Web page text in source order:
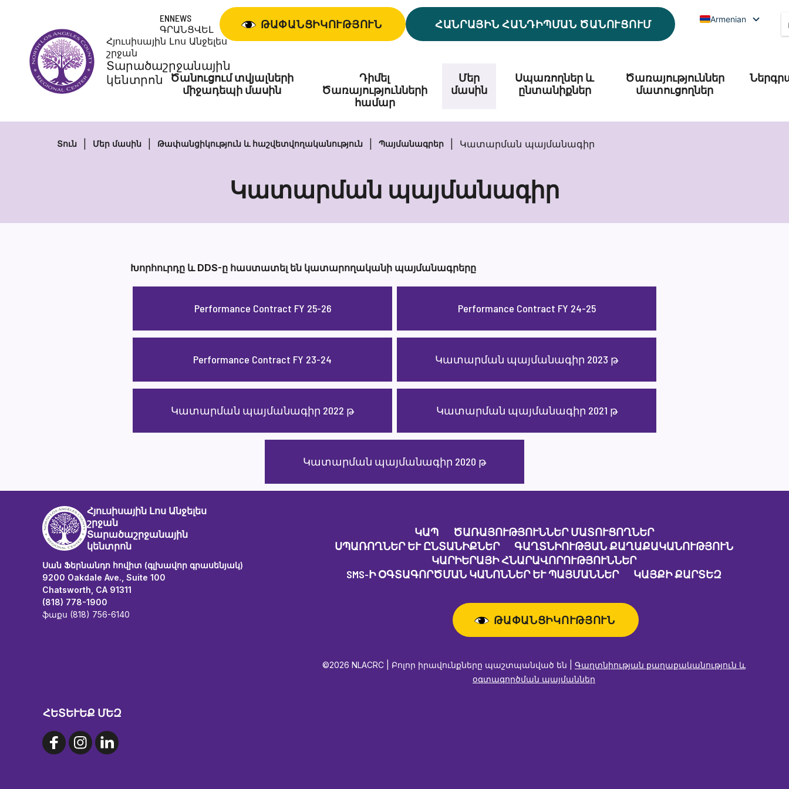
Հյուսիսային Լոս Անջելես
շրջան
Տարածաշրջանային
կենտրոն
ENNEWS
ԳՐԱՆՑՎԵԼ
ԹԱՓԱՆՑԻԿՈՒԹՅՈՒՆ ՀԱՆՐԱՅԻՆ ՀԱՆԴԻՊՄԱՆ ԾԱՆՈՒՑՈՒՄ Armenian
Ծանուցում տվյալների
միջադեպի մասին
Դիմել
Ծառայությունների
համար
Մեր
մասին
Սպառողներ և
ընտանիքներ
Ծառայություններ
մատուցողներ
Տուն Մեր մասին Թափանցիկություն և հաշվետվողականություն Պայմանագրեր Կատարման պայմանագիր
Կատարման պայմանագիր
Կատարման
պայմանագիր
Խորհուրդը և DDS-ը հաստատել են կատարողականի պայմանագրերը
Performance Contract FY 25-26 Performance Contract FY 24-25
Performance Contract FY 23-24 Կատարման պայմանագիր 2023 թ
Կատարման պայմանագիր 2022 թ Կատարման պայմանագիր 2021 թ
Կատարման պայմանագիր 2020 թ
Հյուսիսային Լոս Անջելես
շրջան
Տարածաշրջանային
կենտրոն
Սան Ֆերնանդո հովիտ (գլխավոր գրասենյակ)
9200 Oakdale Ave., Suite 100
Chatsworth, CA 91311
(818) 778-1900
ֆաքս (818) 756-6140
ԿԱՊ
ԾԱՌԱՅՈՒԹՅՈՒՆՆԵՐ ՄԱՏՈՒՑՈՂՆԵՐ
ՍՊԱՌՈՂՆԵՐ ԵՒ ԸՆՏԱՆԻՔՆԵՐ
ԳԱՂՏՆԻՈՒԹՅԱՆ ՔԱՂԱՔԱԿԱՆՈՒԹՅՈՒՆ
ԿԱՐԻԵՐԱՅԻ ՀՆԱՐԱՎՈՐՈՒԹՅՈՒՆՆԵՐ
SMS-Ի ՕԳՏԱԳՈՐԾՄԱՆ ԿԱՆՈՆՆԵՐ ԵՒ ՊԱՅՄԱՆՆԵՐ
ԿԱՅՔԻ ՔԱՐՏԵԶ
ԹԱՓԱՆՑԻԿՈՒԹՅՈՒՆ
©2026 NLACRC | Բոլոր իրավունքները պաշտպանված են | Գաղտնիության քաղաքականություն և
օգտագործման պայմաններ
ՀԵՏԵՒԵՔ ՄԵԶ